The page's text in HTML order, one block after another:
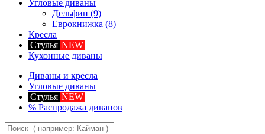
Угловые диваны
Дельфин (9)
Еврокнижка (8)
Кресла
Стулья NEW
Кухонные диваны
Диваны и кресла
Угловые диваны
Стулья NEW
% Распродажа диванов